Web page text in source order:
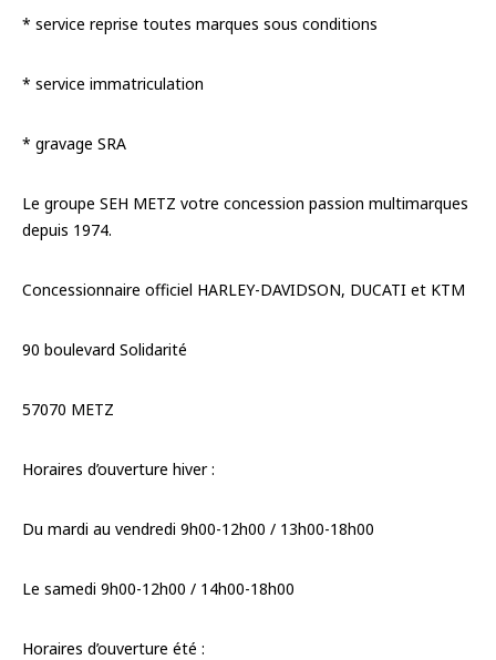
* service reprise toutes marques sous conditions
* service immatriculation
* gravage SRA
Le groupe SEH METZ votre concession passion multimarques
depuis 1974.
Concessionnaire officiel HARLEY-DAVIDSON, DUCATI et KTM
90 boulevard Solidarité
57070 METZ
Horaires d’ouverture hiver :
Du mardi au vendredi 9h00-12h00 / 13h00-18h00
Le samedi 9h00-12h00 / 14h00-18h00
Horaires d’ouverture été :